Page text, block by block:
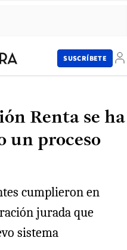
SUSCRÍBETE
Renta se ha
un proceso
cumplieron en
jurada que
sistema